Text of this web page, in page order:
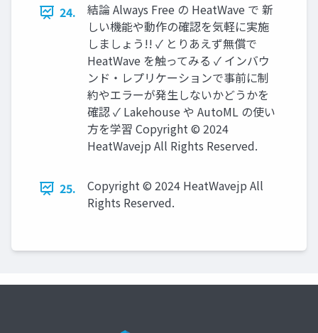
24.
結論 Always Free の HeatWave で 新
しい機能や動作の確認を気軽に実施
しましょう!! ✓ とりあえず無償で
HeatWave を触ってみる ✓ インバウ
ンド・レプリケーションで事前に制
約やエラーが発生しないかどうかを
確認 ✓ Lakehouse や AutoML の使い
方を学習 Copyright © 2024
HeatWavejp All Rights Reserved.
25.
Copyright © 2024 HeatWavejp All
Rights Reserved.